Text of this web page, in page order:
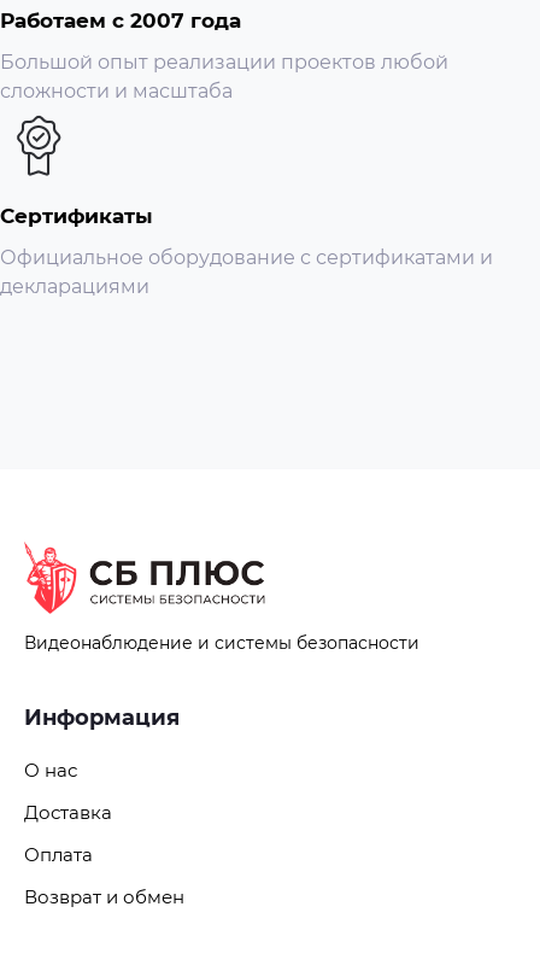
Работаем с 2007 года
Большой опыт реализации проектов любой
сложности и масштаба
Сертификаты
Официальное оборудование с сертификатами и
декларациями
Видеонаблюдение и системы безопасности
Информация
О нас
Доставка
Оплата
Возврат и обмен